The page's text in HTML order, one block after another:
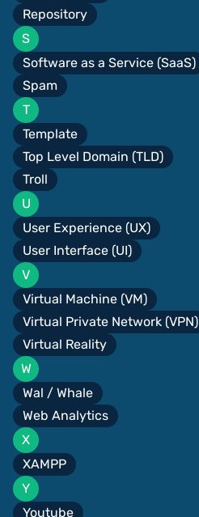
Repository
S
Software as a Service (SaaS)
Spam
T
Template
Top Level Domain (TLD)
Troll
U
User Experience (UX)
User Interface (UI)
V
Virtual Machine (VM)
Virtual Private Network (VPN)
Virtual Reality
W
Wal / Whale
Web Analytics
X
XAMPP
Y
Youtube